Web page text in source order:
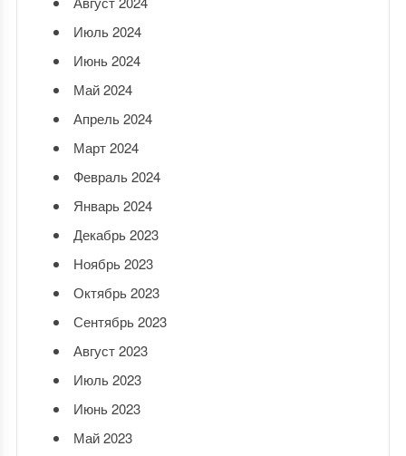
Июль 2024
Июнь 2024
Май 2024
Апрель 2024
Март 2024
Февраль 2024
Январь 2024
Декабрь 2023
Ноябрь 2023
Октябрь 2023
Сентябрь 2023
Август 2023
Июль 2023
Июнь 2023
Май 2023